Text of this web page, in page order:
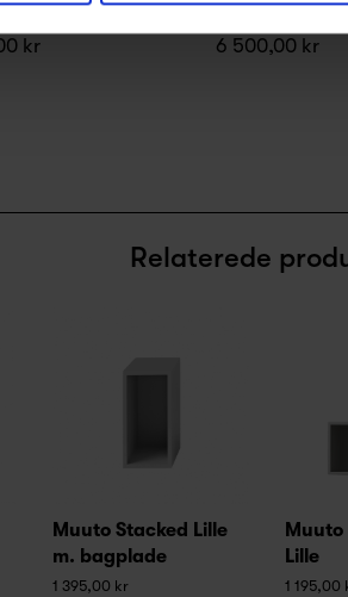
kr 6 500,00 kr
Relaterede
Muuto Stacked Lille
m. bagplade
1 395,00 kr
Muuto
Lille
1 195,00